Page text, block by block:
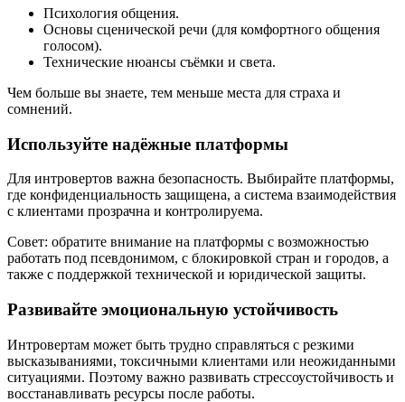
Психология общения.
Основы сценической речи (для комфортного общения
голосом).
Технические нюансы съёмки и света.
Чем больше вы знаете, тем меньше места для страха и
сомнений.
Используйте надёжные платформы
Для интровертов важна безопасность. Выбирайте платформы,
где конфиденциальность защищена, а система взаимодействия
с клиентами прозрачна и контролируема.
Совет: обратите внимание на платформы с возможностью
работать под псевдонимом, с блокировкой стран и городов, а
также с поддержкой технической и юридической защиты.
Развивайте эмоциональную устойчивость
Интровертам может быть трудно справляться с резкими
высказываниями, токсичными клиентами или неожиданными
ситуациями. Поэтому важно развивать стрессоустойчивость и
восстанавливать ресурсы после работы.